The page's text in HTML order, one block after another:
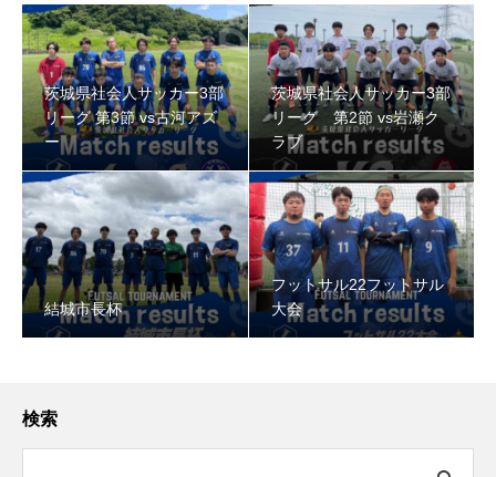
茨城県社会人サッカー3部
リーグ 第3節 vs古河アズ
ー
茨城県社会人サッカー3部
リーグ 第2節 vs岩瀬ク
ラブ
結城市長杯
フットサル22フットサル
大会
検索